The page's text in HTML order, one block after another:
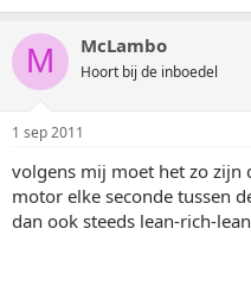
M McLambo
Hoort bij de inboedel
1 sep 2011
volgens mij moet het zo zijn
motor elke seconde tussen
dan ook steeds lean-rich-